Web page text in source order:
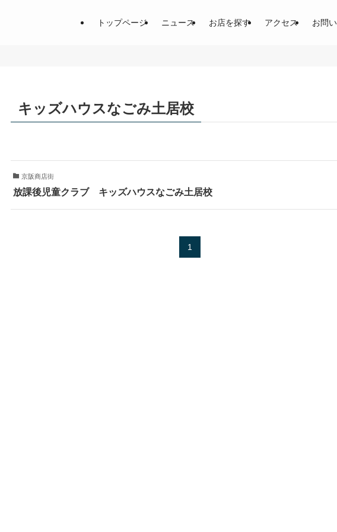
土居地区の商店街の魅力を一挙公開！土居商店街、
トップページ ニュース お店を探す アクセス お問
キッズハウスなごみ土居校
京阪商店街
放課後児童クラブ キッズハウスなごみ土居校
1